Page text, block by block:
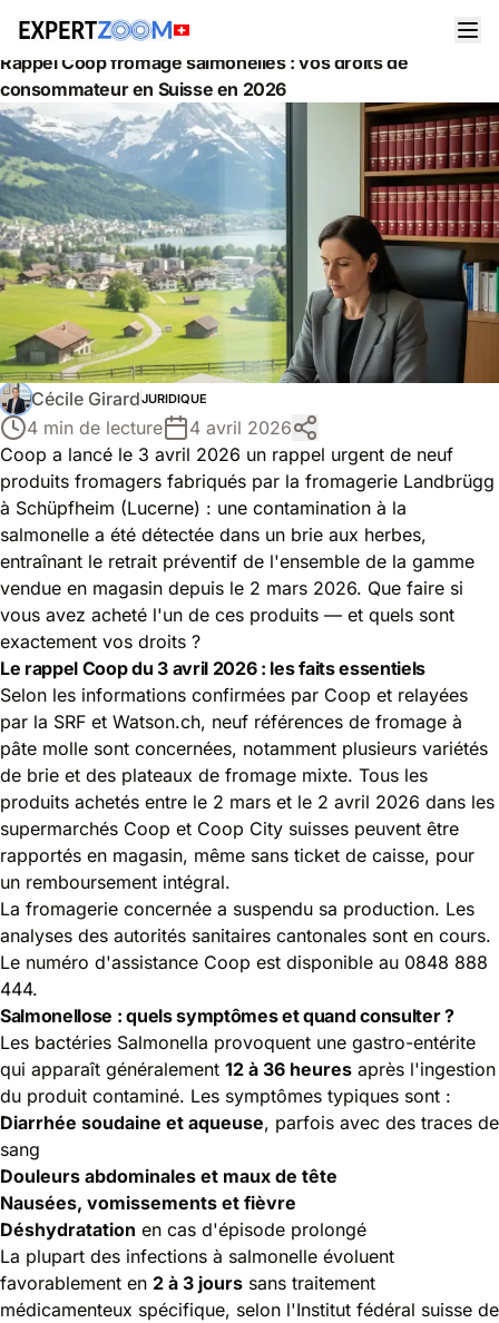
Actualités
Juridique
Rappel Coop fromage salmonelles : vos droits de
consommateur en Suisse en 2026
Cécile GirardJURIDIQUE
4 min de lecture
4 avril 2026
Coop a lancé le 3 avril 2026 un rappel urgent de neuf
produits fromagers fabriqués par la fromagerie Landbrügg
à Schüpfheim (Lucerne) : une contamination à la
salmonelle a été détectée dans un brie aux herbes,
entraînant le retrait préventif de l'ensemble de la gamme
vendue en magasin depuis le 2 mars 2026. Que faire si
vous avez acheté l'un de ces produits — et quels sont
exactement vos droits ?
Le rappel Coop du 3 avril 2026 : les faits essentiels
Selon les informations confirmées par Coop et relayées
par la SRF et Watson.ch, neuf références de fromage à
pâte molle sont concernées, notamment plusieurs variétés
de brie et des plateaux de fromage mixte. Tous les
produits achetés entre le 2 mars et le 2 avril 2026 dans les
supermarchés Coop et Coop City suisses peuvent être
rapportés en magasin, même sans ticket de caisse, pour
un remboursement intégral.
La fromagerie concernée a suspendu sa production. Les
analyses des autorités sanitaires cantonales sont en cours.
Le numéro d'assistance Coop est disponible au 0848 888
444.
Salmonellose : quels symptômes et quand consulter ?
Les bactéries Salmonella provoquent une gastro-entérite
qui apparaît généralement 12 à 36 heures après l'ingestion
du produit contaminé. Les symptômes typiques sont :
Diarrhée soudaine et aqueuse, parfois avec des traces de
sang
Douleurs abdominales et maux de tête
Nausées, vomissements et fièvre
Déshydratation en cas d'épisode prolongé
La plupart des infections à salmonelle évoluent
favorablement en 2 à 3 jours sans traitement
médicamenteux spécifique, selon l'Institut fédéral suisse de